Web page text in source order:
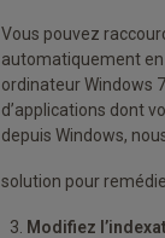
Vous pouvez
automatiquement en
ordinateur Windows
d’applications dont
depuis Windows,
solution pour
Modifiez